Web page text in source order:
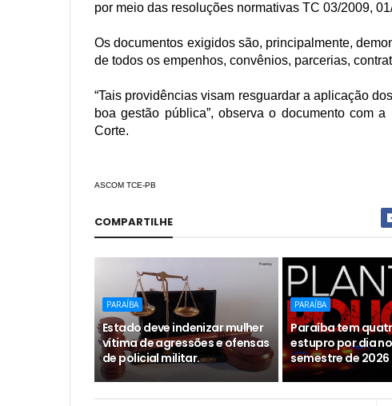
por meio das resoluções normativas TC 03/2009,
Os documentos exigidos são, principalmente,
de todos os empenhos, convênios, parcerias,
“Tais providências visam resguardar a aplicação
boa gestão pública”, observa o documento com
Corte.
ASCOM TCE-PB
COMPARTILHE
PARAÍBA
Estado deve indenizar mulher
vítima de agressões e ofensas
de policial militar.
PARAÍBA
Paraíba tem
estupro por dia
semestre de 2026